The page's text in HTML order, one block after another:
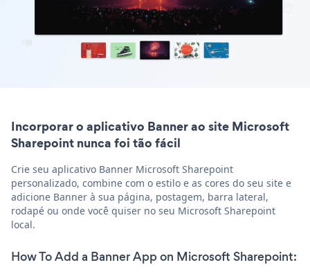
Incorporar o aplicativo Banner ao site Microsoft
Sharepoint nunca foi tão fácil
Crie seu aplicativo Banner Microsoft Sharepoint
personalizado, combine com o estilo e as cores do seu site e
adicione Banner à sua página, postagem, barra lateral,
rodapé ou onde você quiser no seu Microsoft Sharepoint
local.
How To Add a Banner App on Microsoft Sharepoint: